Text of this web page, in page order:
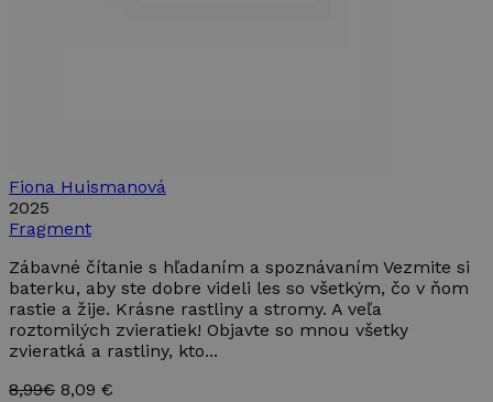
Fiona Huismanová
2025
Fragment
Zábavné čítanie s hľadaním a spoznávaním Vezmite si
baterku, aby ste dobre videli les so všetkým, čo v ňom
rastie a žije. Krásne rastliny a stromy. A veľa
roztomilých zvieratiek! Objavte so mnou všetky
zvieratká a rastliny, kto...
8,99€ 8,09 €